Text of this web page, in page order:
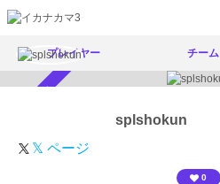
プレイヤー チーム
splshokun
𝕏 ページ
0